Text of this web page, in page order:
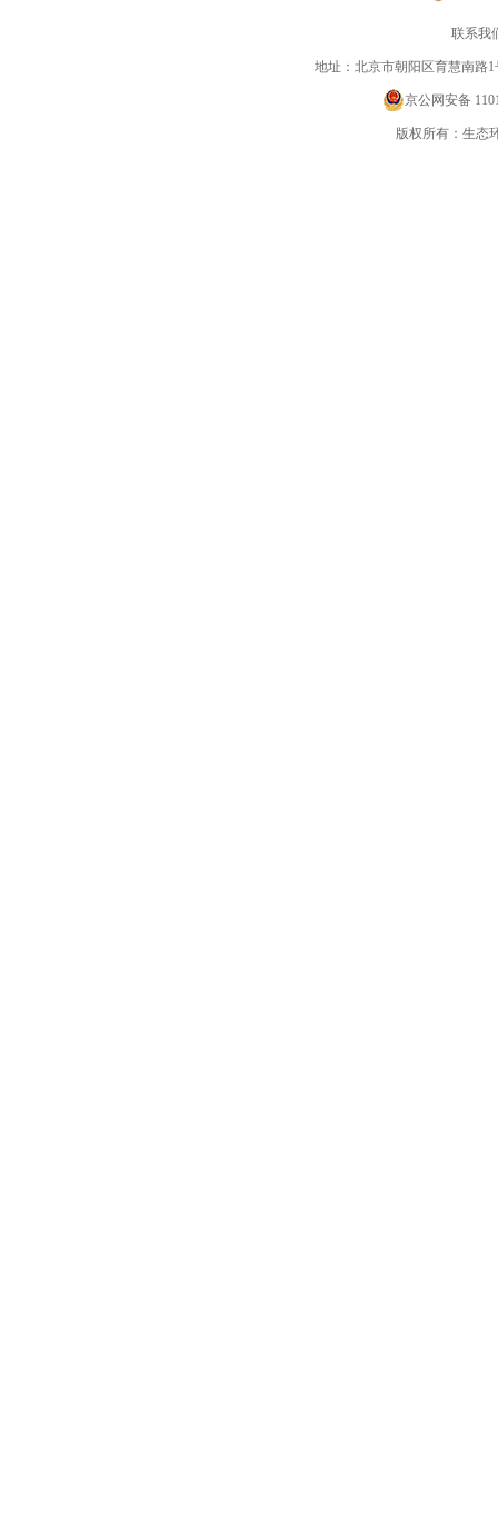
联系我
地址：北京市朝阳区育慧南路1
京公网安备
版权所有：生态